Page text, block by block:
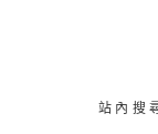
站內搜